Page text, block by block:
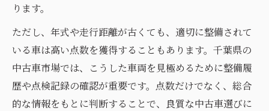
ります。
ただし、年式や走行距離が古くても、適切に整備されて
いる車は高い点数を獲得することもあります。千葉県の
中古車市場では、こうした車両を見極めるために整備履
歴や点検記録の確認が重要です。点数だけでなく、総合
的な情報をもとに判断することで、良質な中古車選びに